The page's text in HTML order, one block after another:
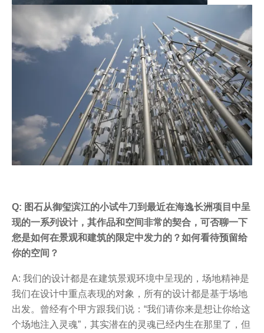
Q: 图石从御玺滨江的小试牛刀到最近在海逸长洲项目中呈
现的一系列设计，其作品和空间非常的契合，可否聊一下
您是如何在景观和建筑的限定中发力的？如何看待预留给
你的空间？
A: 我们的设计都是在建筑景观环境中呈现的，场地精神是
我们在设计中重点表现的对象，所有的设计都是基于场地
出发。曾经有个甲方跟我们说：“我们请你来是想让你给这
个场地注入灵魂”，其实潜在的灵魂已经内生在那里了，但